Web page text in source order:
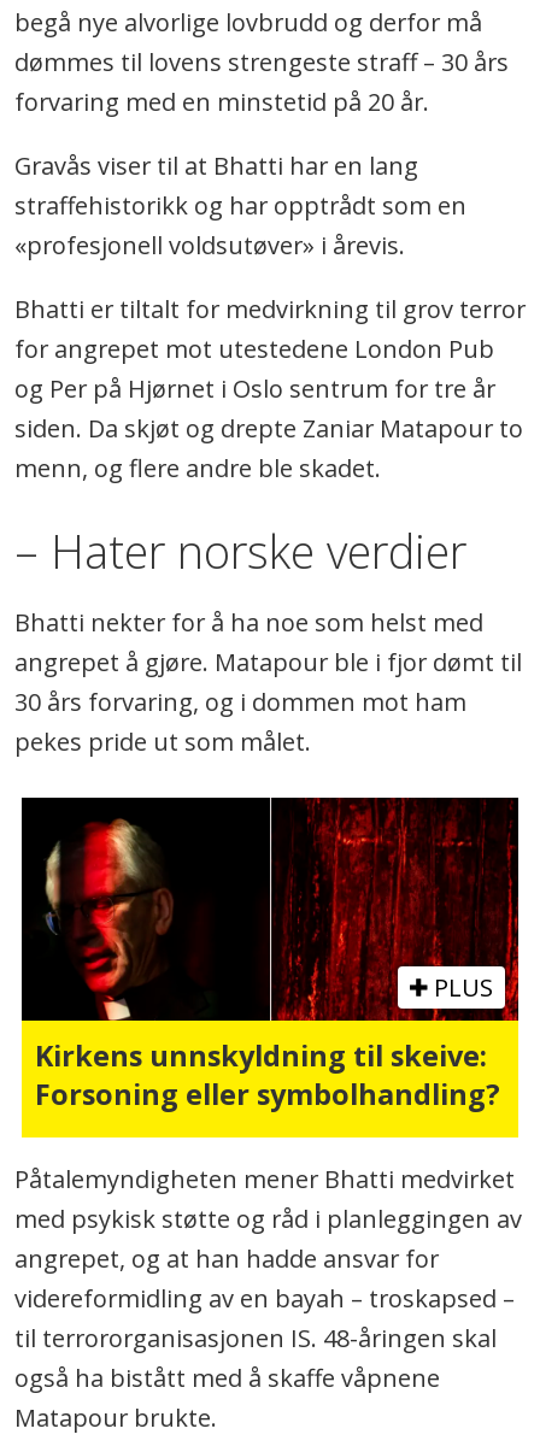
begå nye alvorlige lovbrudd og derfor må
dømmes til lovens strengeste straff – 30 års
forvaring med en minstetid på 20 år.
Gravås viser til at Bhatti har en lang
straffehistorikk og har opptrådt som en
«profesjonell voldsutøver» i årevis.
Bhatti er tiltalt for medvirkning til grov terror
for angrepet mot utestedene London Pub
og Per på Hjørnet i Oslo sentrum for tre år
siden. Da skjøt og drepte Zaniar Matapour to
menn, og flere andre ble skadet.
– Hater norske verdier
Bhatti nekter for å ha noe som helst med
angrepet å gjøre. Matapour ble i fjor dømt til
30 års forvaring, og i dommen mot ham
pekes pride ut som målet.
PLUS
Kirkens unnskyldning til skeive:
Forsoning eller symbolhandling?
Påtalemyndigheten mener Bhatti medvirket
med psykisk støtte og råd i planleggingen av
angrepet, og at han hadde ansvar for
videreformidling av en bayah – troskapsed –
til terrororganisasjonen IS. 48-åringen skal
også ha bistått med å skaffe våpnene
Matapour brukte.